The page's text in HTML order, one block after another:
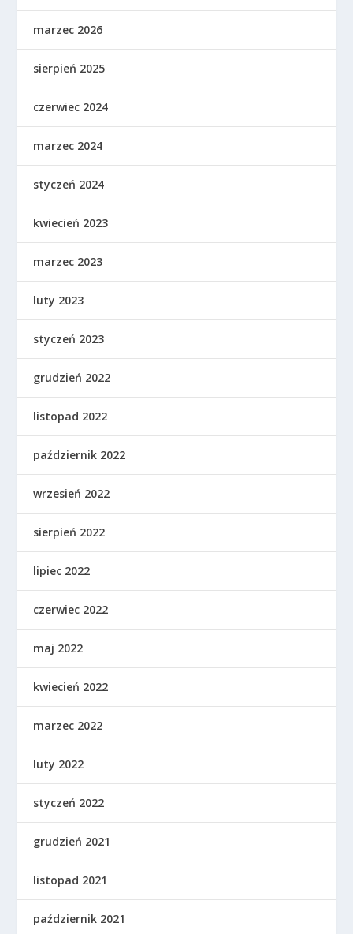
marzec 2026
sierpień 2025
czerwiec 2024
marzec 2024
styczeń 2024
kwiecień 2023
marzec 2023
luty 2023
styczeń 2023
grudzień 2022
listopad 2022
październik 2022
wrzesień 2022
sierpień 2022
lipiec 2022
czerwiec 2022
maj 2022
kwiecień 2022
marzec 2022
luty 2022
styczeń 2022
grudzień 2021
listopad 2021
październik 2021